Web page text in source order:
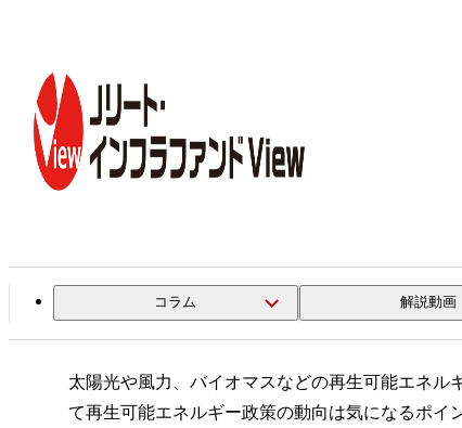
コラム 解説動画
インフラファンド連載特集
第2回
低価格化と長期安定化を追
太陽光や風力、バイオマスなどの再生可能エネル
て再生可能エネルギー政策の動向は気になるポイ